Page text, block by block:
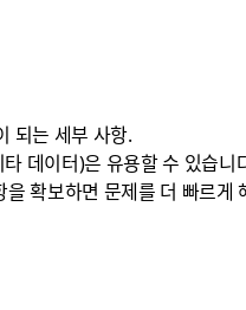
되는 세부 사항.
데이터)은 유용할 수 있습
확보하면 문제를 더 빠르게